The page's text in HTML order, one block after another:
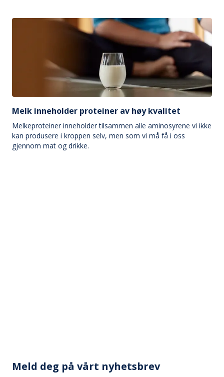
Melk inneholder proteiner av høy kvalitet
Melkeproteiner inneholder tilsammen alle aminosyrene vi ikke
kan produsere i kroppen selv, men som vi må få i oss
gjennom mat og drikke.
Meld deg på vårt nyhetsbrev